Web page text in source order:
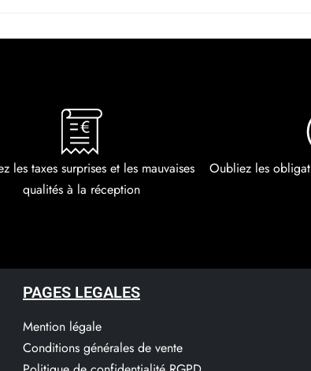
les taxes surprises et les mauvaises
qualités à la réception
Oubliez les
PAGES LEGALES
Mention légale
Conditions générales de vente